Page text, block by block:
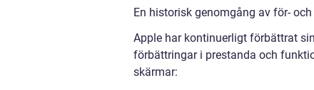
En historisk genomgång av för-
Apple har kontinuerligt förbättrat
förbättringar i prestanda och
skärmar: